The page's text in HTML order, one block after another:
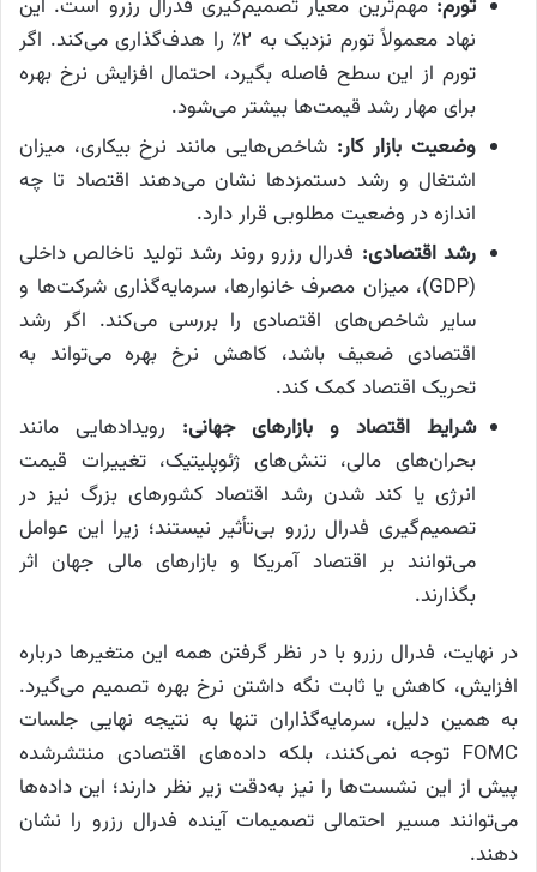
تورم: مهم‌ترین معیار تصمیم‌گیری فدرال رزرو است. این
نهاد معمولاً تورم نزدیک به ۲٪ را هدف‌گذاری می‌کند. اگر
تورم از این سطح فاصله بگیرد، احتمال افزایش نرخ بهره
برای مهار رشد قیمت‌ها بیشتر می‌شود.
وضعیت بازار کار: شاخص‌هایی مانند نرخ بیکاری، میزان
اشتغال و رشد دستمزدها نشان می‌دهند اقتصاد تا چه
اندازه در وضعیت مطلوبی قرار دارد.
رشد اقتصادی: فدرال رزرو روند رشد تولید ناخالص داخلی
(GDP)، میزان مصرف خانوارها، سرمایه‌گذاری شرکت‌ها و
سایر شاخص‌های اقتصادی را بررسی می‌کند. اگر رشد
اقتصادی ضعیف باشد، کاهش نرخ بهره می‌تواند به
تحریک اقتصاد کمک کند.
شرایط اقتصاد و بازارهای جهانی: رویدادهایی مانند
بحران‌های مالی، تنش‌های ژئوپلیتیک، تغییرات قیمت
انرژی یا کند شدن رشد اقتصاد کشورهای بزرگ نیز در
تصمیم‌گیری فدرال رزرو بی‌تأثیر نیستند؛ زیرا این عوامل
می‌توانند بر اقتصاد آمریکا و بازارهای مالی جهان اثر
بگذارند.
در نهایت، فدرال رزرو با در نظر گرفتن همه این متغیرها درباره
افزایش، کاهش یا ثابت نگه داشتن نرخ بهره تصمیم می‌گیرد.
به همین دلیل، سرمایه‌گذاران تنها به نتیجه نهایی جلسات
FOMC توجه نمی‌کنند، بلکه داده‌های اقتصادی منتشرشده
پیش از این نشست‌ها را نیز به‌دقت زیر نظر دارند؛ این داده‌ها
می‌توانند مسیر احتمالی تصمیمات آینده فدرال رزرو را نشان
دهند.